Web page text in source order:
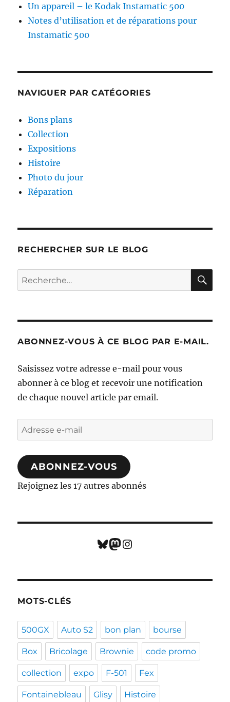
Un appareil – le Kodak Instamatic 500
Notes d’utilisation et de réparations pour
Instamatic 500
NAVIGUER PAR CATÉGORIES
Bons plans
Collection
Expositions
Histoire
Photo du jour
Réparation
RECHERCHER SUR LE BLOG
Recherche
pour :
ABONNEZ-VOUS À CE BLOG PAR E-MAIL.
Saisissez votre adresse e-mail pour vous
abonner à ce blog et recevoir une notification
de chaque nouvel article par email.
Adresse
e-
mail
ABONNEZ-VOUS
Rejoignez les 17 autres abonnés
Bluesky
Mastodon
Instagram
MOTS-CLÉS
500GX Auto S2 bon plan bourse
Box Bricolage Brownie code promo
collection expo F-501 Fex
Fontainebleau Glisy Histoire